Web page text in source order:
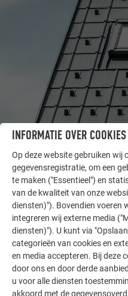
LAAT U INSPIREREN
ANDERE OBJECTEN
De PREFA
aluminium kan worden
indrukwekkende
aluminiumoplossingen
gevel.
MEER REFERENTIES
INFORMATIE OVER
Op deze website gebruiken wij
gegevensregistratie, om een
te maken ("Essentieel") en
van de kwaliteit van onze
diensten)"). Bovendien voeren
integreren wij externe media
diensten)"). U kunt via
categorieën van cookies en
en media accepteren. Bij deze
door ons en door derde
u voor alle diensten
akkoord met de